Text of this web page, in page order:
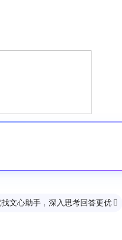
文心助手，深入思考回答更优 